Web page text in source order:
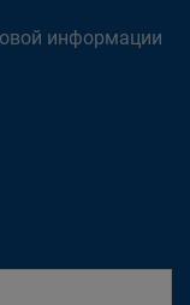
информации